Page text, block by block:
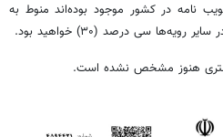
نامه در کشور موجود بوده‌اند منوط به
سی درصد (۳۰) خواهید بود.
هنوز مشخص نشده است.